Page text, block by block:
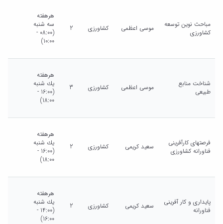
مباحث نوین توسعه
کشاورزی
موسی اعظمی کشاورزی 2
هرهفته
سه شنبه
(08:00 -
10:00)
شناخت منابع
طبیعی
موسی اعظمی کشاورزی 3
هرهفته
يك شنبه
(16:00 -
18:00)
فرصتهای کارآفرینی
فناورانه کشاورزی
سعید کریمی کشاورزی 2
هرهفته
يك شنبه
(16:00 -
18:00)
پایداری و کار آفرینی
فناورانه
سعید کریمی کشاورزی 2
هرهفته
يك شنبه
(14:00 -
16:00)